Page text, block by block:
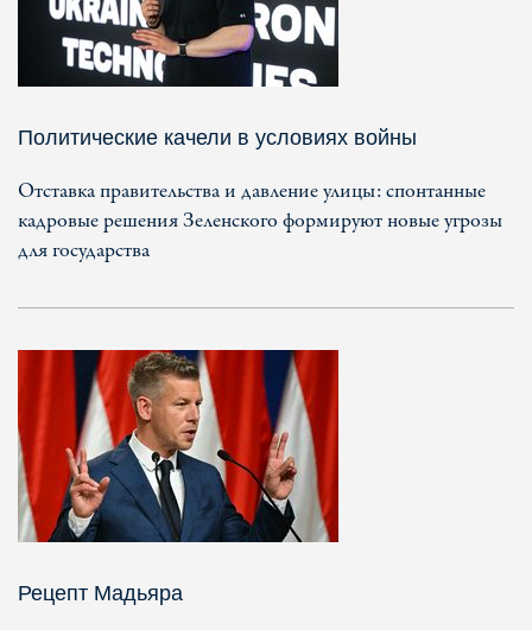
Политические качели в условиях войны
Отставка правительства и давление улицы: спонтанные
кадровые решения Зеленского формируют новые угрозы
для государства
Рецепт Мадьяра